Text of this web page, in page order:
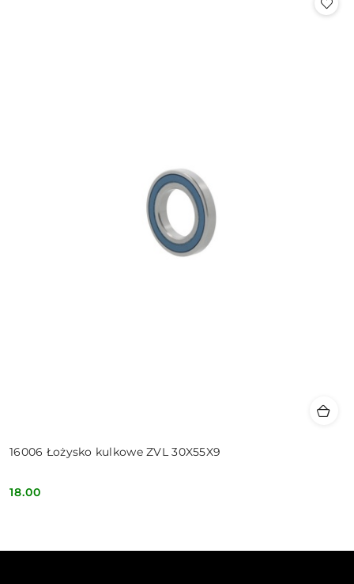
16006 Łożysko kulkowe ZVL 30X55X9
Cena:
18.00